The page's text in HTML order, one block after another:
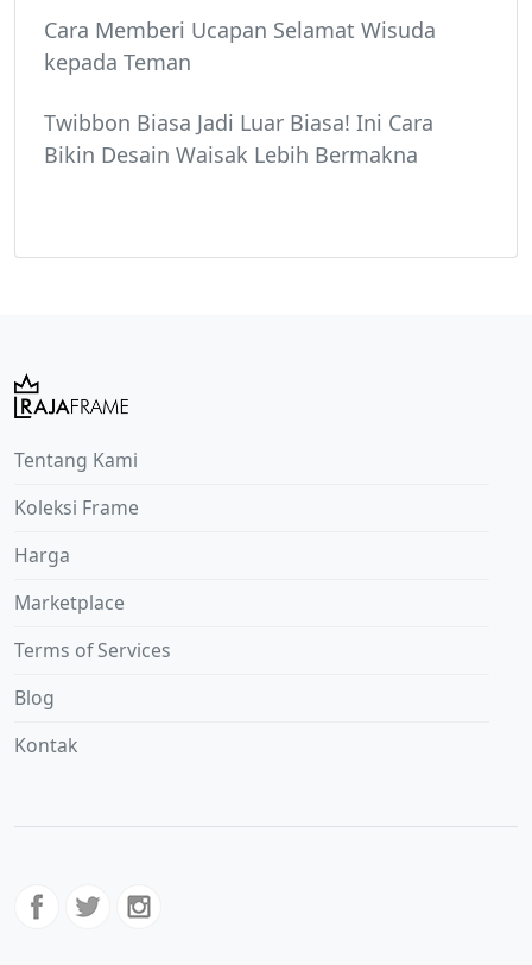
Cara Memberi Ucapan Selamat Wisuda
kepada Teman
Twibbon Biasa Jadi Luar Biasa! Ini Cara
Bikin Desain Waisak Lebih Bermakna
Tentang Kami
Koleksi Frame
Harga
Marketplace
Terms of Services
Blog
Kontak